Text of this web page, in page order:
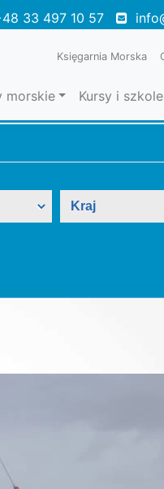
33 497 10 57
Księgarnia Morska
morskie Kursy i